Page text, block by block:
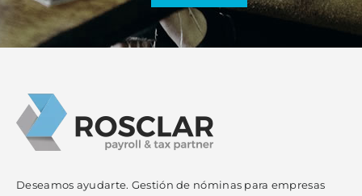
Deseamos ayudarte. Gestión de nóminas para empresas